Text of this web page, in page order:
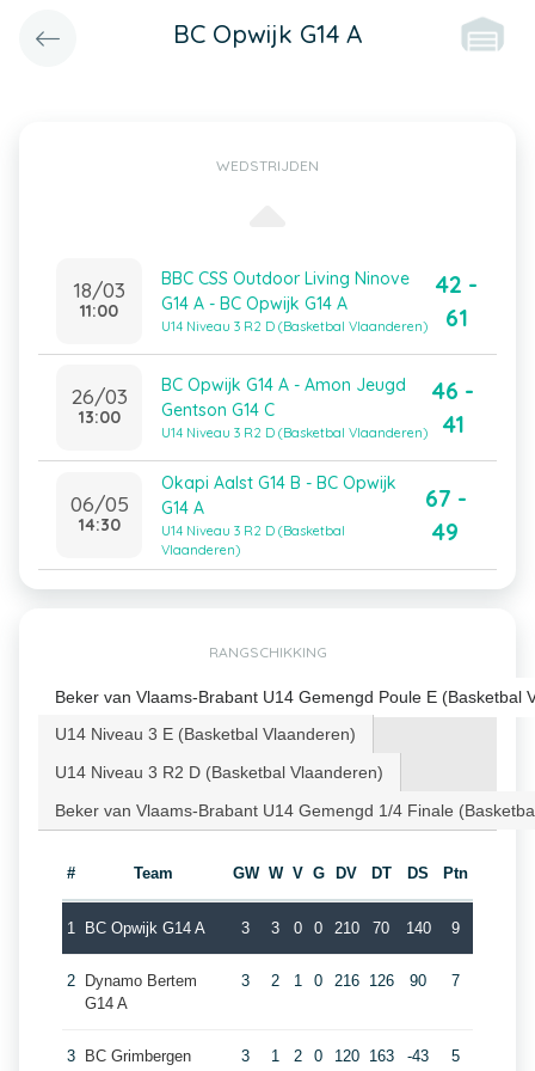
BC Opwijk G14 A
WEDSTRIJDEN
18/03
11:00
BBC CSS Outdoor Living Ninove
G14 A - BC Opwijk G14 A
U14 Niveau 3 R2 D (Basketbal Vlaanderen)
42 -
61
26/03
13:00
BC Opwijk G14 A - Amon Jeugd
Gentson G14 C
U14 Niveau 3 R2 D (Basketbal Vlaanderen)
46 -
41
06/05
14:30
Okapi Aalst G14 B - BC Opwijk
G14 A
U14 Niveau 3 R2 D (Basketbal
Vlaanderen)
67 -
49
RANGSCHIKKING
Beker van Vlaams-Brabant U14 Gemengd Poule E (Basketbal
U14 Niveau 3 E (Basketbal Vlaanderen)
U14 Niveau 3 R2 D (Basketbal Vlaanderen)
Beker van Vlaams-Brabant U14 Gemengd 1/4 Finale
# Team GW W V G DV DT DS Ptn
1 BC Opwijk G14 A 3 3 0 0 210 70 140 9
2
Dynamo Bertem
G14 A
3 2 1 0 216 126 90 7
3
BC Grimbergen
3 1 2 0 120 163 -43 5